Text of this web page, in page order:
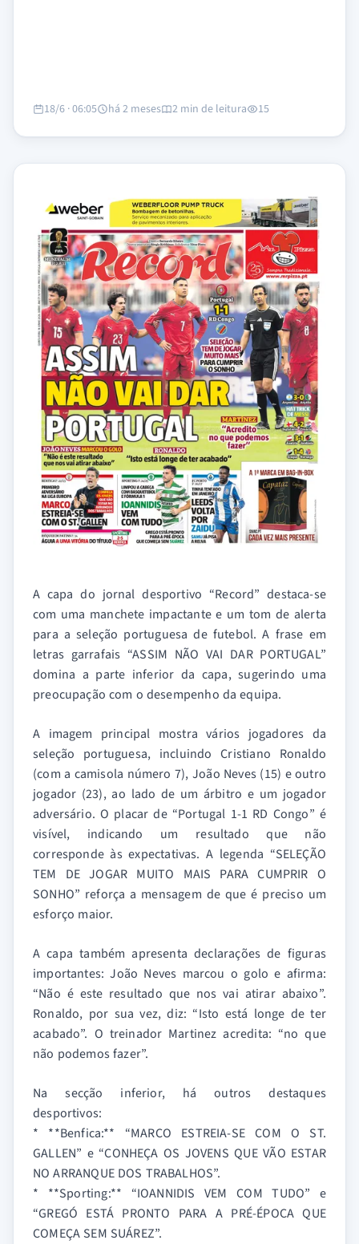
18/6 · 06:05 há 2 meses 2 min de leitura 15
A capa do jornal desportivo “Record” destaca-se
com uma manchete impactante e um tom de alerta
para a seleção portuguesa de futebol. A frase em
letras garrafais “ASSIM NÃO VAI DAR PORTUGAL”
domina a parte inferior da capa, sugerindo uma
preocupação com o desempenho da equipa.
A imagem principal mostra vários jogadores da
seleção portuguesa, incluindo Cristiano Ronaldo
(com a camisola número 7), João Neves (15) e outro
jogador (23), ao lado de um árbitro e um jogador
adversário. O placar de “Portugal 1-1 RD Congo” é
visível, indicando um resultado que não
corresponde às expectativas. A legenda “SELEÇÃO
TEM DE JOGAR MUITO MAIS PARA CUMPRIR O
SONHO” reforça a mensagem de que é preciso um
esforço maior.
A capa também apresenta declarações de figuras
importantes: João Neves marcou o golo e afirma:
“Não é este resultado que nos vai atirar abaixo”.
Ronaldo, por sua vez, diz: “Isto está longe de ter
acabado”. O treinador Martinez acredita: “no que
não podemos fazer”.
Na secção inferior, há outros destaques
desportivos:
* **Benfica:** “MARCO ESTREIA-SE COM O ST.
GALLEN” e “CONHEÇA OS JOVENS QUE VÃO ESTAR
NO ARRANQUE DOS TRABALHOS”.
* **Sporting:** “IOANNIDIS VEM COM TUDO” e
“GREGÓ ESTÁ PRONTO PARA A PRÉ-ÉPOCA QUE
COMEÇA SEM SUÁREZ”.